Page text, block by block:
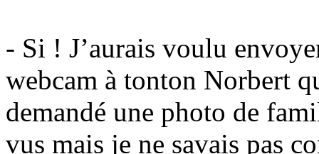
- Si ! J’aurais voulu
webcam à tonton Norbert
demandé une photo de
vus mais je ne savais pas